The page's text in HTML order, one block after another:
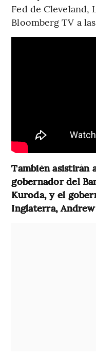
Fed de Cleveland,
Bloomberg TV a las
También asistirán
gobernador del
Kuroda, y el
Inglaterra, Andrew